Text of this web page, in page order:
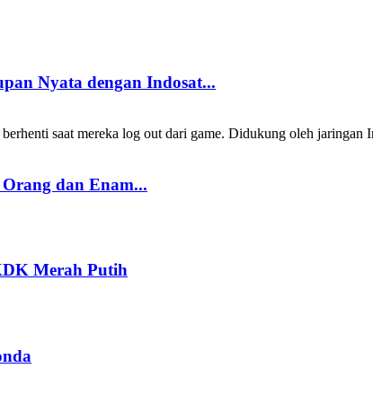
Nyata dengan Indosat...
saat mereka log out dari game. Didukung oleh
dan Enam...
Merah Putih